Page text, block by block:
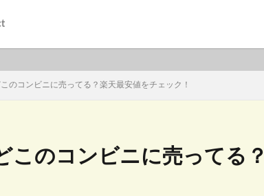
のコンビニに売ってる？楽天最安値をチェック！
このコンビニに売ってる？